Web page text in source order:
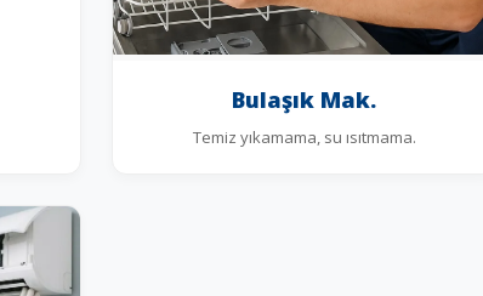
Bulaşık Mak.
Temiz yıkamama, su ısıtmama.